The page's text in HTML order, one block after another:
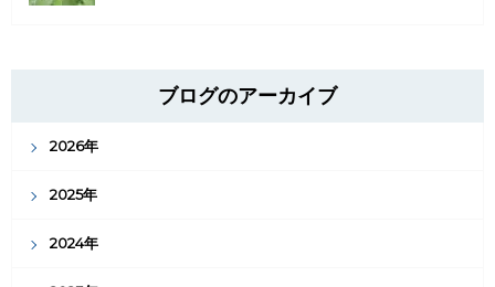
ブログのアーカイブ
2026年
2025年
2024年